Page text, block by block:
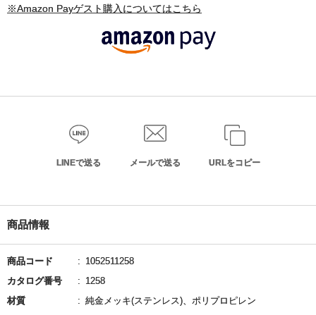
※Amazon Payゲスト購入についてはこちら
LINEで送る メールで送る URLをコピー
商品情報
商品コード
1052511258
カタログ番号
1258
材質
純金メッキ(ステンレス)、ポリプロピレン